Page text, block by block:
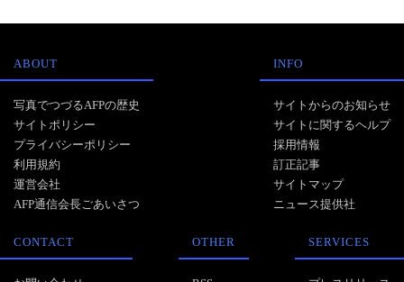
ABOUT
写真でつづるAFPの歴史
サイトポリシー
プライバシーポリシー
利用規約
運営会社
AFP通信会長ごあいさつ
INFO
サイトからのお知らせ
サイトに関するヘルプ
採用情報
訂正記事
サイトマップ
ニュース提供社
CONTACT OTHER SERVICES